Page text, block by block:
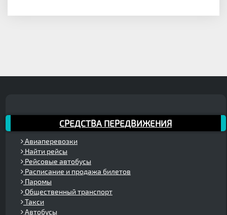
СРЕДСТВА ПЕРЕДВИЖЕНИЯ
Авиаперевозки
Найти рейсы
Рейсовые автобусы
Расписание и продажа билетов
Паромы
Общественный транспорт
Такси
Автобусы